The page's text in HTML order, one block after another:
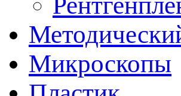
Микроскопы